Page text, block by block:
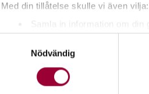
Med din tillåtelse skulle vi även vilja:
Ta reda på mer om hur dina
eller dra tillbaka ditt samtycke när
Nödvändig